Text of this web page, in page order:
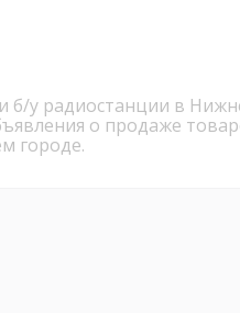
б/у радиостанции в
о продаже
городе.